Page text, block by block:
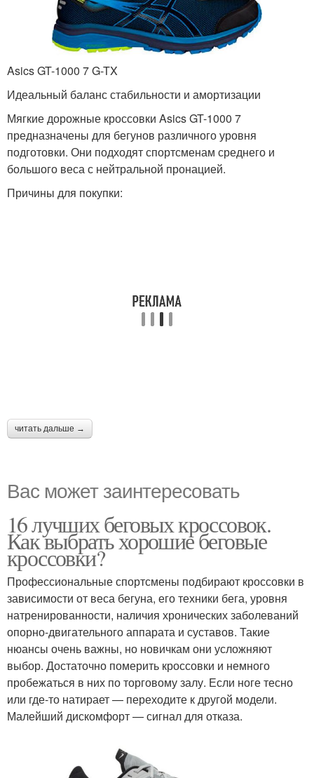
Asics GT-1000 7 G-TX
Идеальный баланс стабильности и амортизации
Мягкие дорожные кроссовки Asics GT-1000 7
предназначены для бегунов различного уровня
подготовки. Они подходят спортсменам среднего и
большого веса с нейтральной пронацией.
Причины для покупки:
читать дальше →
Вас может заинтересовать
16 лучших беговых кроссовок.
Как выбрать хорошие беговые
кроссовки?
Профессиональные спортсмены подбирают кроссовки в
зависимости от веса бегуна, его техники бега, уровня
натренированности, наличия хронических заболеваний
опорно-двигательного аппарата и суставов. Такие
нюансы очень важны, но новичкам они усложняют
выбор. Достаточно померить кроссовки и немного
пробежаться в них по торговому залу. Если ноге тесно
или где-то натирает — переходите к другой модели.
Малейший дискомфорт — сигнал для отказа.